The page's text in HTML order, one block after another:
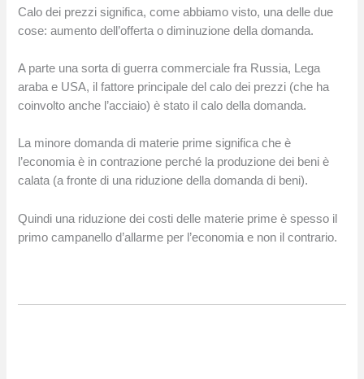
Calo dei prezzi significa, come abbiamo visto, una delle due
cose: aumento dell’offerta o diminuzione della domanda.
A parte una sorta di guerra commerciale fra Russia, Lega
araba e USA, il fattore principale del calo dei prezzi (che ha
coinvolto anche l’acciaio) è stato il calo della domanda.
La minore domanda di materie prime significa che è
l’economia è in contrazione perché la produzione dei beni è
calata (a fronte di una riduzione della domanda di beni).
Quindi una riduzione dei costi delle materie prime è spesso il
primo campanello d’allarme per l’economia e non il contrario.